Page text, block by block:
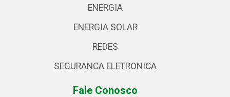
ENERGIA
ENERGIA SOLAR
REDES
SEGURANCA ELETRONICA
Fale Conosco